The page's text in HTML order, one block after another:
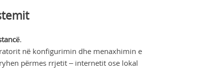
.
në konfigurimin dhe menaxhimin e
përmes rrjetit – internetit ose lokal